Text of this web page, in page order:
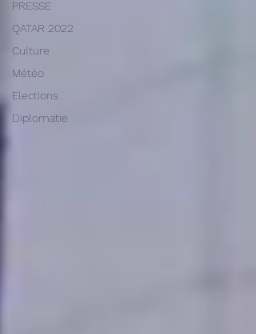
PRESSE
QATAR 2022
Culture
Météo
Elections
Diplomatie